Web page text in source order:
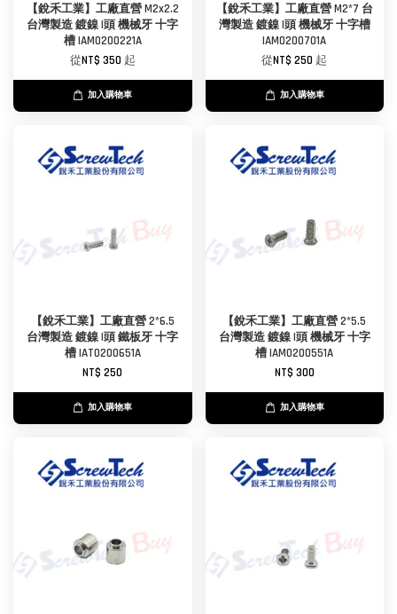
【銳禾工業】工廠直營 M2x2.2
台灣製造 鍍鎳 I頭 機械牙 十字
槽 IAM0200221A
從NT$ 350 起
加入購物車
【銳禾工業】工廠直營 M2*7 台
灣製造 鍍鎳 I頭 機械牙 十字槽
IAM0200701A
從NT$ 250 起
加入購物車
【銳禾工業】工廠直營 2*6.5
台灣製造 鍍鎳 I頭 鐵板牙 十字
槽 IAT0200651A
NT$ 250
加入購物車
【銳禾工業】工廠直營 2*5.5
台灣製造 鍍鎳 I頭 機械牙 十字
槽 IAM0200551A
NT$ 300
加入購物車